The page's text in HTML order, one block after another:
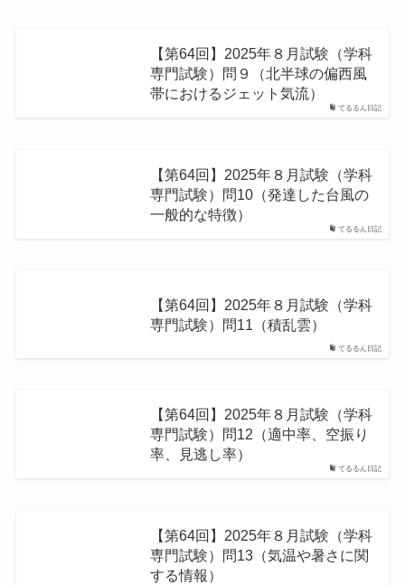
てるるん日記
【第64回】2025年８月試験（学科
専門試験）問９（北半球の偏⻄⾵
帯におけるジェット気流）
てるるん日記
【第64回】2025年８月試験（学科
専門試験）問10（発達した台⾵の
⼀般的な特徴）
てるるん日記
【第64回】2025年８月試験（学科
専門試験）問11（積乱雲）
てるるん日記
【第64回】2025年８月試験（学科
専門試験）問12（適中率、空振り
率、見逃し率）
【第64回】2025年８月試験（学科
専門試験）問13（気温や暑さに関
する情報）